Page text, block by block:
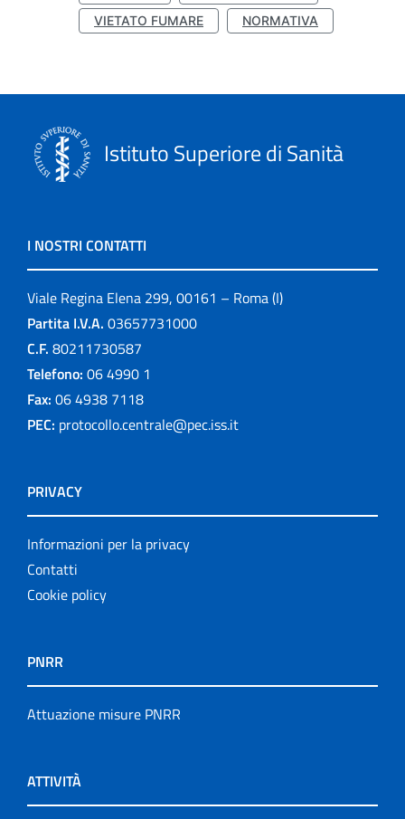
VIETATO FUMARE
NORMATIVA
Istituto Superiore di Sanità
I NOSTRI CONTATTI
Viale Regina Elena 299, 00161 – Roma (I)
Partita I.V.A. 03657731000
C.F. 80211730587
Telefono: 06 4990 1
Fax: 06 4938 7118
PEC: protocollo.centrale@pec.iss.it
PRIVACY
Informazioni per la privacy
Contatti
Cookie policy
PNRR
Attuazione misure PNRR
ATTIVITÀ